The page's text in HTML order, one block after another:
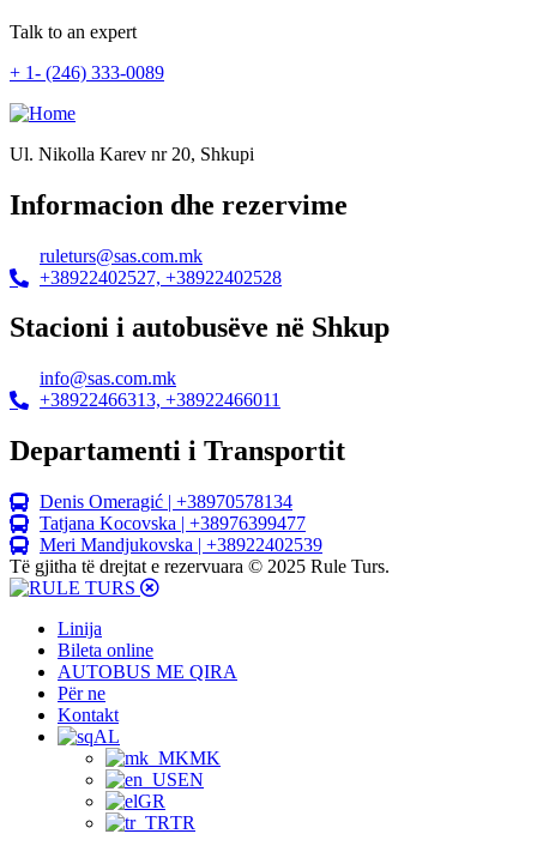
Talk to an expert
+ 1- (246) 333-0089
Ul. Nikolla Karev nr 20, Shkupi
Informacion dhe rezervime
ruleturs@sas.com.mk
+38922402527, +38922402528
Stacioni i autobusëve në Shkup
info@sas.com.mk
+38922466313, +38922466011
Departamenti i Transportit
Denis Omeragić | +38970578134
Tatjana Kocovska | +38976399477
Meri Mandjukovska | +38922402539
Të gjitha të drejtat e rezervuara © 2025 Rule Turs.
Linija
Bileta online
AUTOBUS ME QIRA
Për ne
Kontakt
AL
MK
EN
GR
TR